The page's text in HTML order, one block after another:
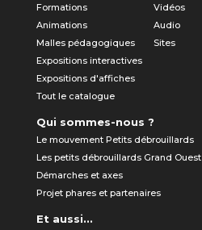
Formations
Animations
Malles pédagogiques
Expositions interactives
Expositions d'affiches
Tout le catalogue
Vidéos
Audio
Sites
Qui sommes-nous ?
Le mouvement Petits débrouillards
Les petits débrouillards Grand Ouest
Démarches et axes
Projet phares et partenaires
Et aussi...